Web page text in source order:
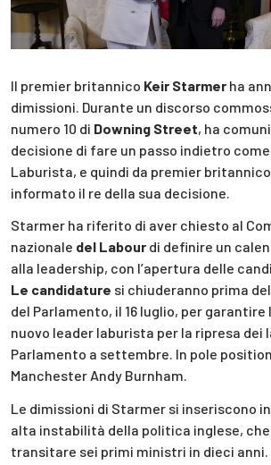
Il premier britannico Keir Starmer ha
dimissioni. Durante un discorso
numero 10 di Downing Street, ha
decisione di fare un passo indietro
Laburista, e quindi da premier
informato il re della sua decisione.
Starmer ha riferito di aver chiesto al
nazionale del Labour di definire un
alla leadership, con l’apertura delle
Le candidature si chiuderanno prima
del Parlamento, il 16 luglio, per garantire
nuovo leader laburista per la ripresa dei
Parlamento a settembre. In pole position
Manchester Andy Burnham.
Le dimissioni di Starmer si inseriscono
alta instabilità della politica inglese,
transitare sei primi ministri in dieci anni.